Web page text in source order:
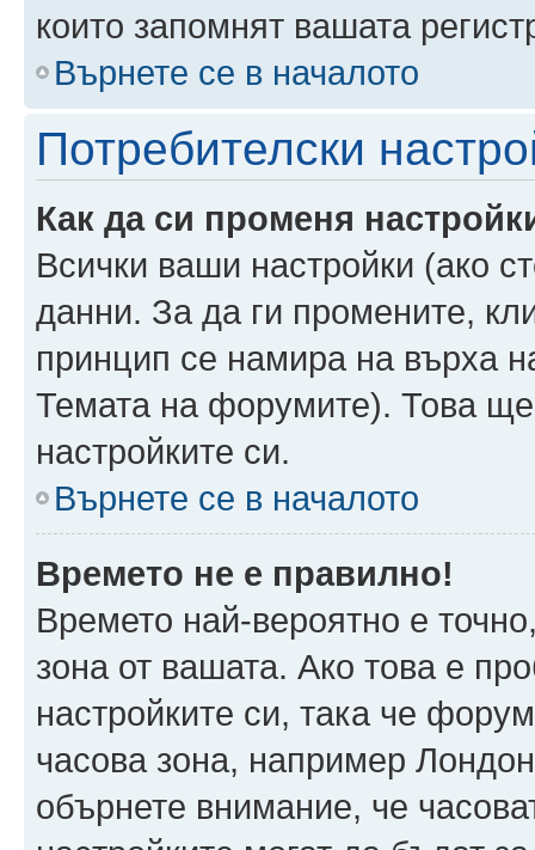
които запомнят вашата
Върнете се в началото
Потребителски
Как да си променя
Всички ваши настройки (ако
данни. За да ги промените,
принцип се намира на върха
Темата на форумите). Това
настройките си.
Върнете се в началото
Времето не е правилно!
Времето най-вероятно е
зона от вашата. Ако това е
настройките си, така че
часова зона, например
обърнете внимание, че